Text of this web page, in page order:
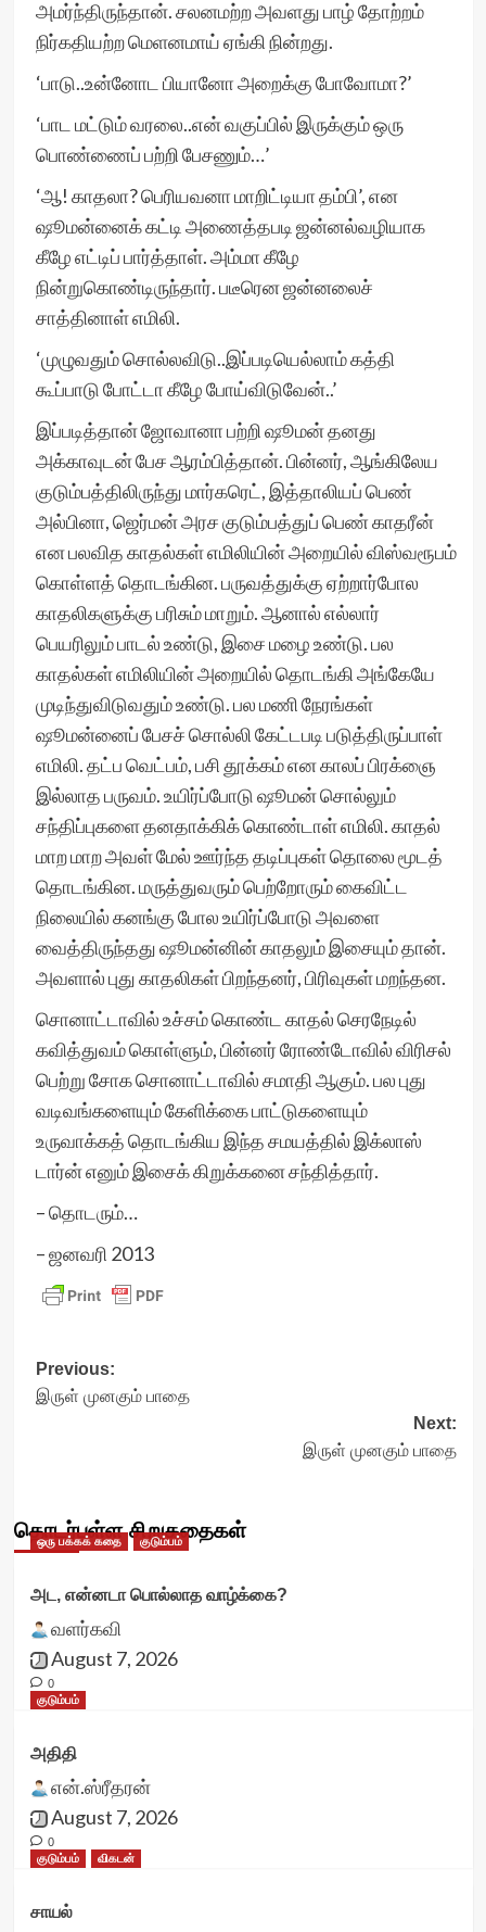
அமர்ந்திருந்தான். சலனமற்ற அவளது பாழ் தோற்றம்
நிர்கதியற்ற மெளனமாய் ஏங்கி நின்றது.
‘பாடு..உன்னோட பியானோ அறைக்கு போவோமா?’
‘பாட மட்டும் வரலை..என் வகுப்பில் இருக்கும் ஒரு
பொண்ணைப் பற்றி பேசணும்…’
‘ஆ! காதலா? பெரியவனா மாறிட்டியா தம்பி’, என
ஷூமன்னைக் கட்டி அணைத்தபடி ஜன்னல்வழியாக
கீழே எட்டிப் பார்த்தாள். அம்மா கீழே
நின்றுகொண்டிருந்தார். படீரென ஜன்னலைச்
சாத்தினாள் எமிலி.
‘முழுவதும் சொல்லவிடு..இப்படியெல்லாம் கத்தி
கூப்பாடு போட்டா கீழே போய்விடுவேன்..’
இப்படித்தான் ஜோவானா பற்றி ஷூமன் தனது
அக்காவுடன் பேச ஆரம்பித்தான். பின்னர், ஆங்கிலேய
குடும்பத்திலிருந்து மார்கரெட், இத்தாலியப் பெண்
அல்பினா, ஜெர்மன் அரச குடும்பத்துப் பெண் காதரீன்
என பலவித காதல்கள் எமிலியின் அறையில் விஸ்வரூபம்
கொள்ளத் தொடங்கின. பருவத்துக்கு ஏற்றார்போல
காதலிகளுக்கு பரிசும் மாறும். ஆனால் எல்லார்
பெயரிலும் பாடல் உண்டு, இசை மழை உண்டு. பல
காதல்கள் எமிலியின் அறையில் தொடங்கி அங்கேயே
முடிந்துவிடுவதும் உண்டு. பல மணி நேரங்கள்
ஷூமன்னைப் பேசச் சொல்லி கேட்டபடி படுத்திருப்பாள்
எமிலி. தட்ப வெட்பம், பசி தூக்கம் என காலப் பிரக்ஞை
இல்லாத பருவம். உயிர்ப்போடு ஷூமன் சொல்லும்
சந்திப்புகளை தனதாக்கிக் கொண்டாள் எமிலி. காதல்
மாற மாற அவள் மேல் ஊர்ந்த தடிப்புகள் தொலை மூடத்
தொடங்கின. மருத்துவரும் பெற்றோரும் கைவிட்ட
நிலையில் கனங்கு போல உயிர்ப்போடு அவளை
வைத்திருந்தது ஷூமன்னின் காதலும் இசையும் தான்.
அவளால் புது காதலிகள் பிறந்தனர், பிரிவுகள் மறந்தன.
சொனாட்டாவில் உச்சம் கொண்ட காதல் செரநேடில்
கவித்துவம் கொள்ளும், பின்னர் ரோண்டோவில் விரிசல்
பெற்று சோக சொனாட்டாவில் சமாதி ஆகும். பல புது
வடிவங்களையும் கேளிக்கை பாட்டுகளையும்
உருவாக்கத் தொடங்கிய இந்த சமயத்தில் இக்லாஸ்
டார்ன் எனும் இசைக் கிறுக்கனை சந்தித்தார்.
– தொடரும்…
– ஜனவரி 2013
Post
navigation
Previous:
இருள் முனகும் பாதை
Next:
இருள் முனகும் பாதை
தொடர்புள்ள சிறுகதைகள்
ஒரு பக்கக் கதை குடும்பம்
அட, என்னடா பொல்லாத வாழ்க்கை?
வளர்கவி
August 7, 2026
0
குடும்பம்
அதிதி
என்.ஸ்ரீதரன்
August 7, 2026
0
குடும்பம்
விகடன்
சாயல்